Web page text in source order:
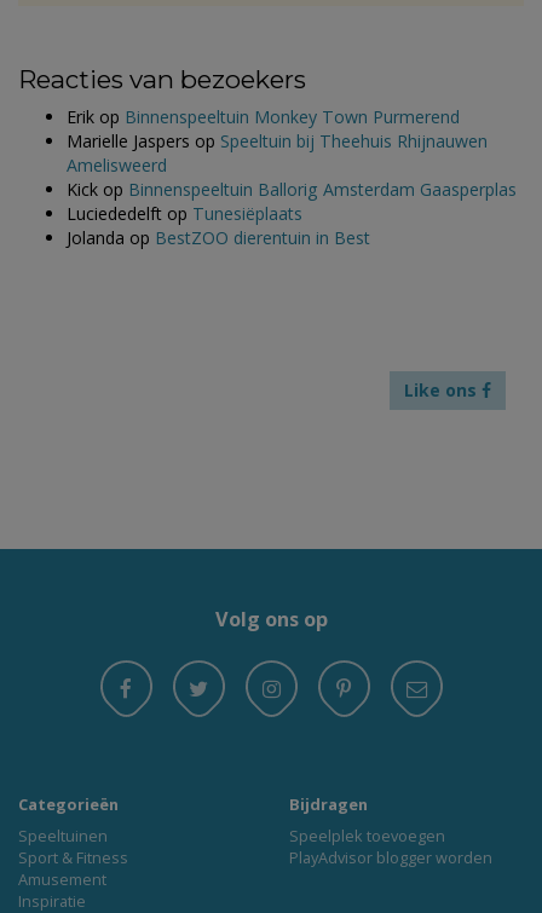
Reacties van bezoekers
Erik op Binnenspeeltuin Monkey Town Purmerend
Marielle Jaspers op Speeltuin bij Theehuis Rhijnauwen
Amelisweerd
Kick op Binnenspeeltuin Ballorig Amsterdam Gaasperplas
Luciededelft op Tunesiëplaats
Jolanda op BestZOO dierentuin in Best
Like ons
Volg ons op
Categorieën
Speeltuinen
Sport & Fitness
Amusement
Inspiratie
Bijdragen
Speelplek toevoegen
PlayAdvisor blogger worden